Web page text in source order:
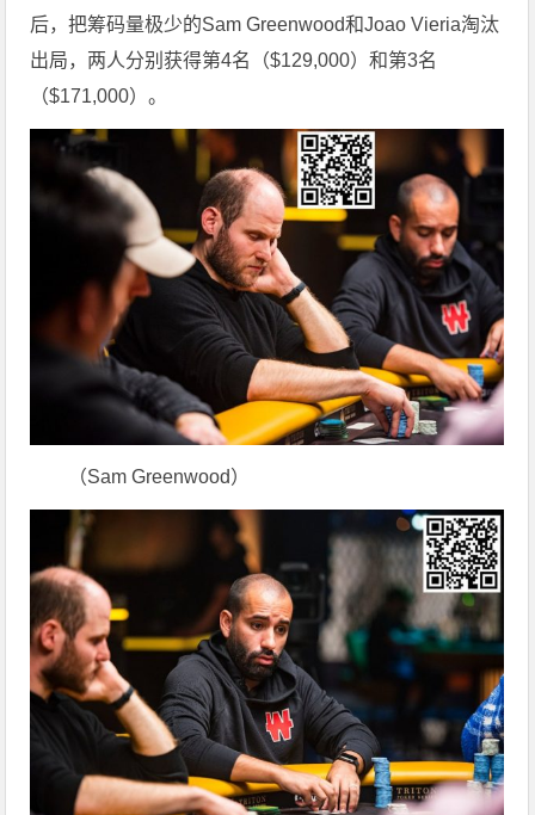
后，把筹码量极少的Sam Greenwood和Joao Vieria淘汰
出局，两人分别获得第4名（$129,000）和第3名
（$171,000）。
（Sam Greenwood）